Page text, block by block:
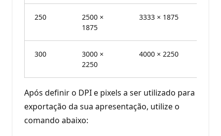
250
2500 ×
1875
3333 × 1875
300
3000 ×
2250
4000 × 2250
Após definir o DPI e pixels a ser utilizado para
exportação da sua apresentação, utilize o
comando abaixo: